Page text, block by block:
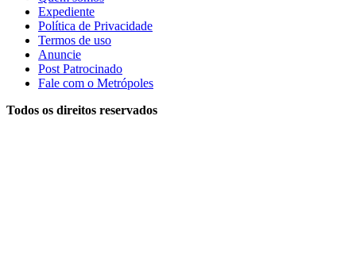
Expediente
Política de Privacidade
Termos de uso
Anuncie
Post Patrocinado
Fale com o Metrópoles
Todos os direitos reservados